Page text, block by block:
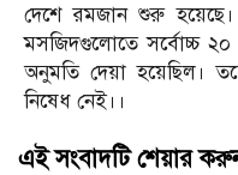
দেশে রমজান শুরু
মসজিদগুলোতে সর্বোচ্চ
অনুমতি দেয়া হয়েছিল।
নিষেধ নেই।।
এই সংবাদটি শেয়ার